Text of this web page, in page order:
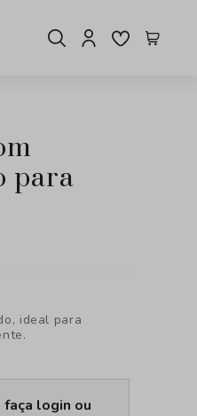
para
ideal para
login ou